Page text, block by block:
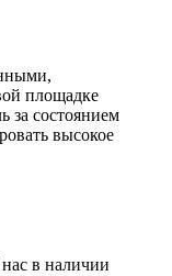
площадке
за состоянием
высокое
в наличии